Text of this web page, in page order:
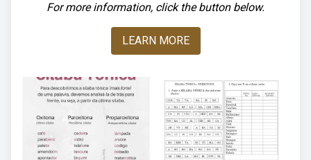
For more information, click the button below.
LEARN MORE